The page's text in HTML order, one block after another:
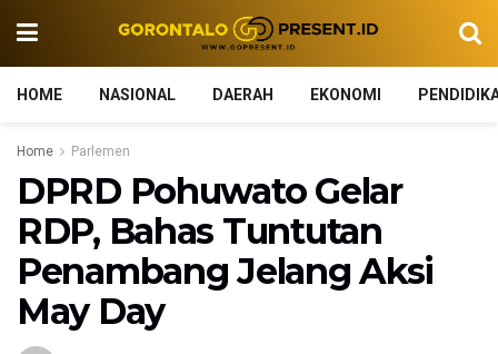
HOME NASIONAL DAERAH EKONOMI
Home Parlemen
DPRD Pohuwato Gelar
RDP, Bahas Tuntutan
Penambang Jelang Aksi
May Day